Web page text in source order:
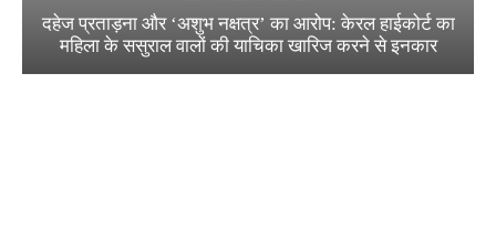
दहेज प्रताड़ना और ‘अशुभ नक्षत्र’ का आरोप: केरल हाईकोर्ट का
महिला के ससुराल वालों की याचिका खारिज करने से इनकार